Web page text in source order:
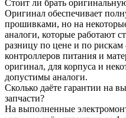
Стоит ли брать
Оригинал обеспечивает
прошивками, но на
аналоги, которые работают
разницу по цене и по
контроллеров питания и
оригинал, для корпуса и
допустимы аналоги.
Сколько даёте гарантии на
запчасти?
На выполненные